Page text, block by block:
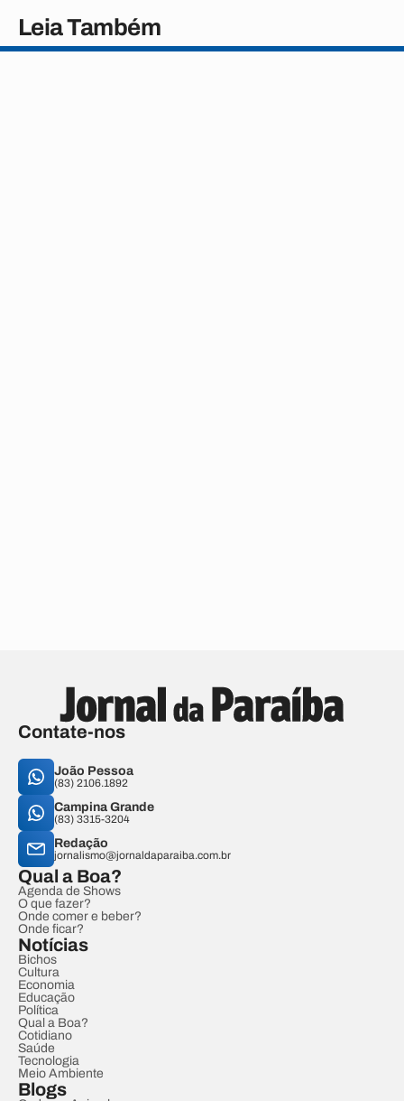
Leia Também
Contate-nos
João Pessoa
(83) 2106.1892
Campina Grande
(83) 3315-3204
Redação
jornalismo@jornaldaparaiba.com.br
Qual a Boa?
Agenda de Shows
O que fazer?
Onde comer e beber?
Onde ficar?
Notícias
Bichos
Cultura
Economia
Educação
Política
Qual a Boa?
Cotidiano
Saúde
Tecnologia
Meio Ambiente
Blogs